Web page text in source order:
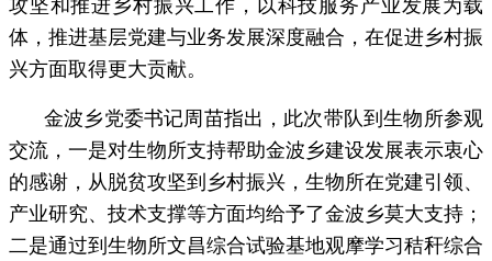
攻坚和推进乡村振兴工作，以科技服务产业发展为载
体，推进基层党建与业务发展深度融合，在促进乡村振
兴方面取得更大贡献。
金波乡党委书记周苗指出，此次带队到生物所参观
交流，一是对生物所支持帮助金波乡建设发展表示衷心
的感谢，从脱贫攻坚到乡村振兴，生物所在党建引领、
产业研究、技术支撑等方面均给予了金波乡莫大支持；
二是通过到生物所文昌综合试验基地观摩学习秸秆综合